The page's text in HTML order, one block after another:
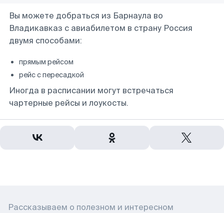
Вы можете добраться из Барнаула во
Владикавказ с авиабилетом в страну Россия
двумя способами:
прямым рейсом
рейс с пересадкой
Иногда в расписании могут встречаться
чартерные рейсы и лоукосты.
Рассказываем о полезном и интересном